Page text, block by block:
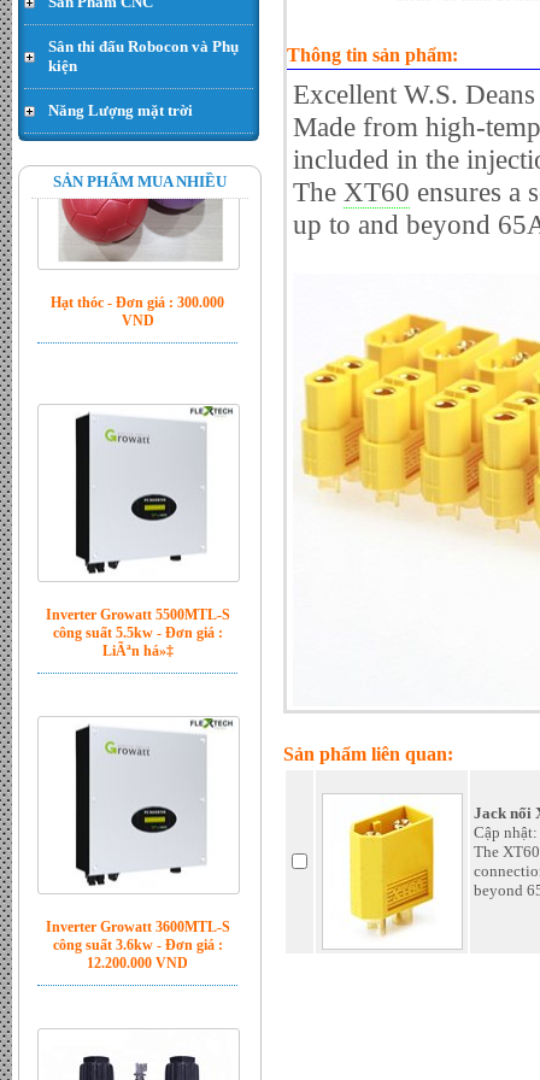
Sân thi đấu Robocon và Phụ
kiện
Năng Lượng mặt trời
SẢN PHẨM MUA NHIỀU
Hạt thóc - Đơn giá : 300.000
VND
Inverter Growatt 5500MTL-S
LiÃªn há»‡
Inverter Growatt 3600MTL-S
12.200.000 VND
Thông tin sản phẩm:
Excellent W.S.
Made from high-
included in the
The XT60 ensures a
up to and beyond
Sản phẩm liên quan:
Jack nối
Cập
The
beyond